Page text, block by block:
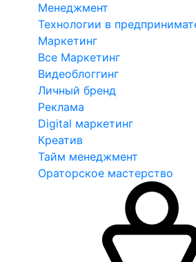
Менеджмент
Технологии в
Маркетинг
Все Маркетинг
Видеоблоггинг
Личный бренд
Реклама
Digital маркетинг
Креатив
Тайм менеджмент
Ораторское мастерство